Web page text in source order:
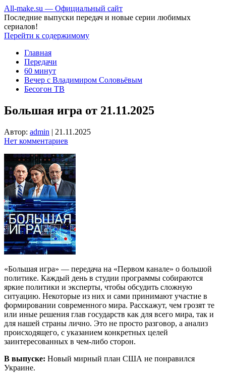
All-make.su — Официальный сайт
Последние выпуски передач и новые серии любимых
сериалов!
Перейти к содержимому
Главная
Передачи
60 минут
Вечер с Владимиром Соловьёвым
Бесогон ТВ
Большая игра от 21.11.2025
Автор: admin | 21.11.2025
Нет комментариев
«Большая игра» — передача на «Первом канале» о большой
политике. Каждый день в студии программы собираются
яркие политики и эксперты, чтобы обсудить сложную
ситуацию. Некоторые из них и сами принимают участие в
формировании современного мира. Расскажут, чем грозят те
или иные решения глав государств как для всего мира, так и
для нашей страны лично. Это не просто разговор, а анализ
происходящего, с указанием конкретных целей
заинтересованных в чем-либо сторон.
В выпуске: Новый мирный план США не понравился
Украине.